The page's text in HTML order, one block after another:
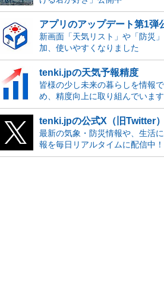
アプリのアップデート第1弾
新画面「天気リスト」や「防災
加、使いやすくなりました
tenki.jpの天気予報精度
皆様の少し未来の暮らしを情報
め、精度向上に取り組んでいます
tenki.jpの公式X（旧Twitter）
最新の気象・防災情報や、生活
報を毎日リアルタイムに配信中！